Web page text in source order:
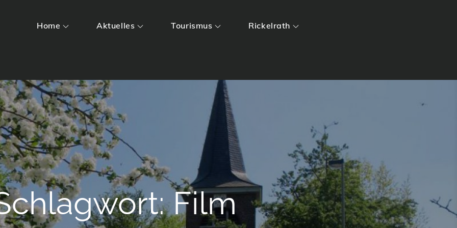
Home Aktuelles Tourismus Rickelrath
Film